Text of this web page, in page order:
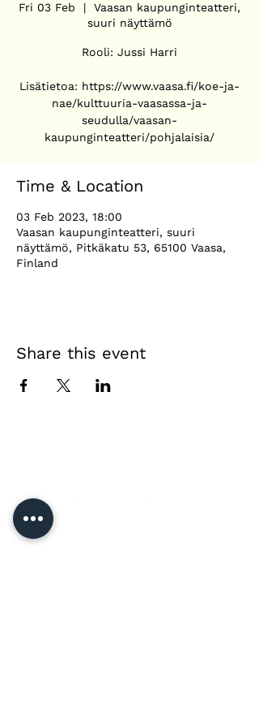
Fri 03 Feb
  |
Vaasan kaupunginteatteri,
suuri näyttämö
Rooli: Jussi Harri
Lisätietoa: https://www.vaasa.fi/koe-ja-
nae/kulttuuria-vaasassa-ja-
seudulla/vaasan-
kaupunginteatteri/pohjalaisia/
Time & Location
03 Feb 2023, 18:00
Vaasan kaupunginteatteri, suuri
näyttämö, Pitkäkatu 53, 65100 Vaasa,
Finland
Share this event